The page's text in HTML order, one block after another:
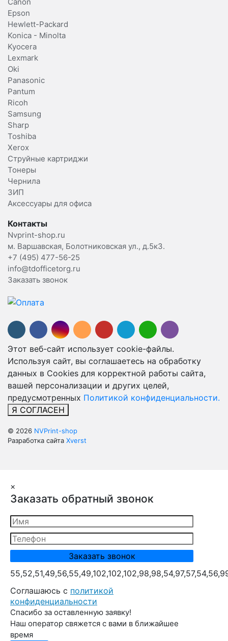
Epson
Hewlett-Packard
Konica - Minolta
Kyocera
Lexmark
Oki
Panasonic
Pantum
Ricoh
Samsung
Sharp
Toshiba
Xerox
Струйные картриджи
Тонеры
Чернила
ЗИП
Аксессуары для офиса
Контакты
Nvprint-shop.ru
м. Варшавская, Болотниковская ул., д.5к3.
+7 (495) 477-56-25
info@tdofficetorg.ru
Заказать звонок
Этот веб-сайт использует cookie-файлы.
Используя сайт, вы соглашаетесь на обработку
данных в Cookies для корректной работы сайта,
вашей персонализации и других целей,
предусмотренных Политикой конфиденциальности.
Я СОГЛАСЕН
© 2026 NVPrint-shop
Разработка сайта Xverst
×
Заказать обратный звонок
Cоглашаюсь с политикой
конфиденциальности
Спасибо за оставленную заявку!
Наш оператор свяжется с вами в ближайшее
время